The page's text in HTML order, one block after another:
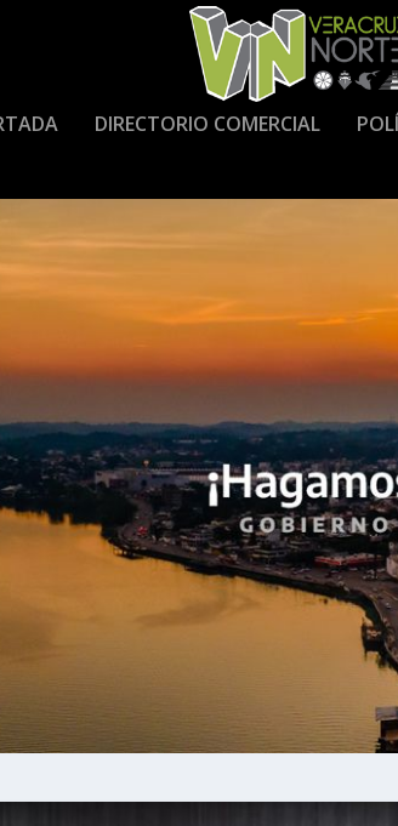
DIRECTORIO COMERCIAL